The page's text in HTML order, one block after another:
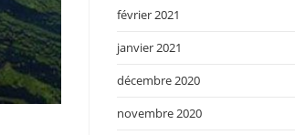
février 2021
janvier 2021
décembre 2020
novembre 2020